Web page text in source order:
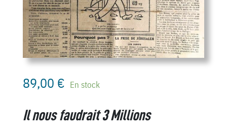
89,00 € En stock
Il nous faudrait 3 Millions